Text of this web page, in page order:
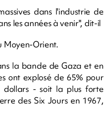
dans l'industrie de
les années à venir", dit-il
Moyen-Orient.
la bande de Gaza et en
ont explosé de 65% pour
dollars - soit la plus forte
des Six Jours en 1967,